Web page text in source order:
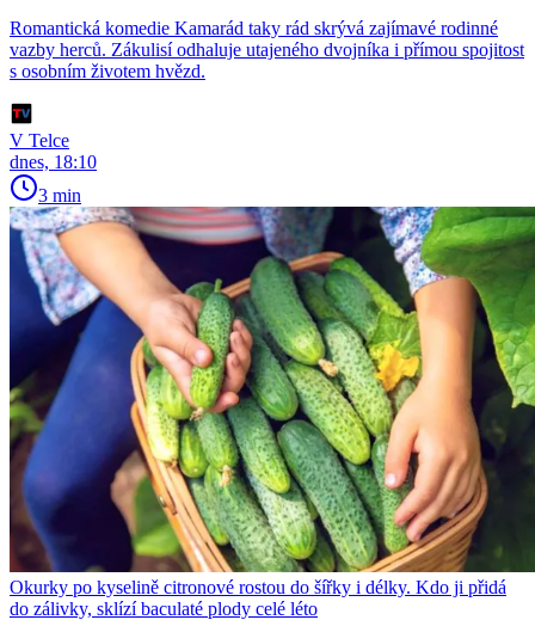
Romantická komedie Kamarád taky rád skrývá zajímavé rodinné
vazby herců. Zákulisí odhaluje utajeného dvojníka i přímou spojitost
s osobním životem hvězd.
V Telce
dnes, 18:10
3 min
Okurky po kyselině citronové rostou do šířky i délky. Kdo ji přidá
do zálivky, sklízí baculaté plody celé léto